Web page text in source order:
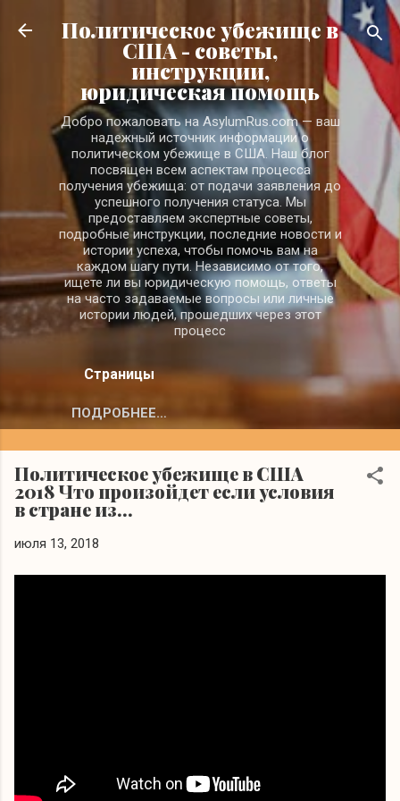
К основному контенту
Политическое убежище в
США - советы,
инструкции,
юридическая помощь
Добро пожаловать на AsylumRus.com — ваш
надежный источник информации о
политическом убежище в США. Наш блог
посвящен всем аспектам процесса
получения убежища: от подачи заявления до
успешного получения статуса. Мы
предоставляем экспертные советы,
подробные инструкции, последние новости и
истории успеха, чтобы помочь вам на
каждом шагу пути. Независимо от того,
ищете ли вы юридическую помощь, ответы
на часто задаваемые вопросы или личные
истории людей, прошедших через этот
процесс
Страницы
ПОДРОБНЕЕ…
Политическое убежище в США
2018 Что произойдет если условия
в стране из...
июля 13, 2018